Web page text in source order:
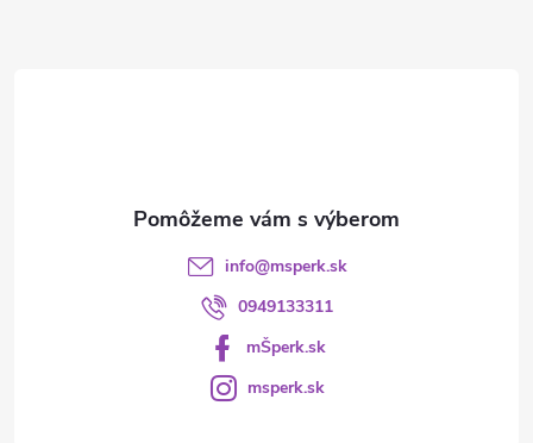
info@msperk.sk
0949133311
mŠperk.sk
msperk.sk